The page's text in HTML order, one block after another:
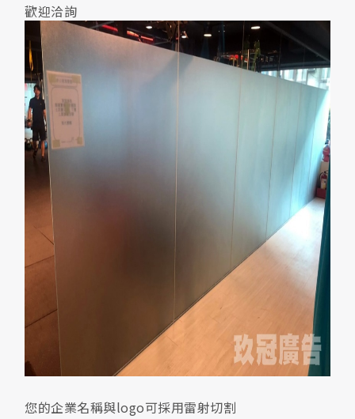
歡迎洽詢
您的企業名稱與logo可採用雷射切割